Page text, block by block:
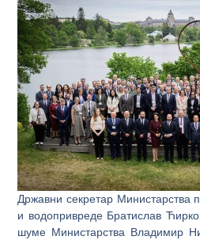
Државни секретар Министарства
и водопривреде Братислав
шуме Министарства Владимир